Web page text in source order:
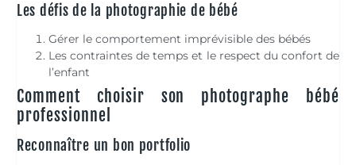
Les défis de la photographie de bébé
Gérer le comportement imprévisible des bébés
Les contraintes de temps et le respect du confort de
l’enfant
Comment choisir son photographe bébé
professionnel
Reconnaître un bon portfolio